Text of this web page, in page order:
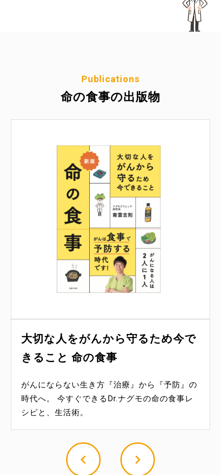
Publications
命の食事の出版物
大切な人をがんから守るため今で
きること 命の食事
がんにならない生き方『治療』から『予防』の
時代へ。 今すぐできるDr.ナグモの命の食事レ
シピと、生活術。
明るく前向きになれる
乳がんのお話100
乳がんの正しい最新の知識と治療を、100のお
話で、世界いちわかりやすく、理解することが
できる本。
体を冷やせば健康になる
健康常識を覆し、著者が「自ら実践」している
健康法をくまなく綴った一冊。いつまでもイキ
イキと健康に美しく生きる方法。
病気が逃げていく！紫外線のすご
い力
「1日1食」「命の食事」を実践のドクターナグ
モが次に発見&実践しているのは、「紫外線パ
ワー」
ドクター南雲のこれが本物だ!
毛生え薬からサプリメントまで。医師として客
観的データともに、南雲先生が選んだ本当に良
い商品を医学的見地から紹介！
60歳を超えても40代に見える生
き方
自身も実体験として年を重ね体の変化や老化対
策に新たな発見があった。そこから編み出した
若返りの秘策を公開！
ドクター南雲の部屋とからだのお
掃除術
健康な体、クリアな思考、幸せな毎日を送る人
がしているからだと暮らしの磨き方。
南雲体操で体が10歳若返る!
体を柔軟にして、肩こり、腰痛などの病気知ら
ずの体を手に入れて、10歳若返りを目指す一冊
です。
飲むだけ！みるみる若返る！甘酒
酵素水
飲むだけで体がみるみる若返る“甘酒酵素水"の
レシピを大公開！
たいせつなちきゅうのたいせつな
ともだち
「いのちのバトン」の不思議なお話を、生きも
のたちの多彩な色をヒントに紡ぎだします。